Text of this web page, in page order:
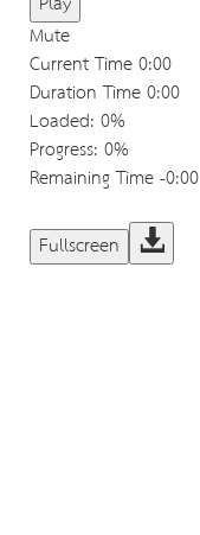
Mute
Current Time0:00
Duration Time0:00
Loaded: 0%
Progress: 0%
Remaining Time-0:00
Fullscreen